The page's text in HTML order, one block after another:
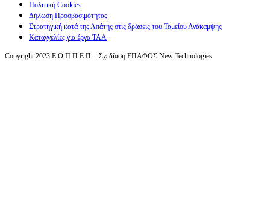
Πολιτική Cookies
Δήλωση Προσβασιμότητας
Στρατηγική κατά της Απάτης στις δράσεις του Ταμείου Ανάκαμψης
Καταγγελίες για έργα ΤΑΑ
Copyright 2023 Ε.Ο.Π.Π.Ε.Π. - Σχεδίαση ΕΠΑΦΟΣ New Technologies